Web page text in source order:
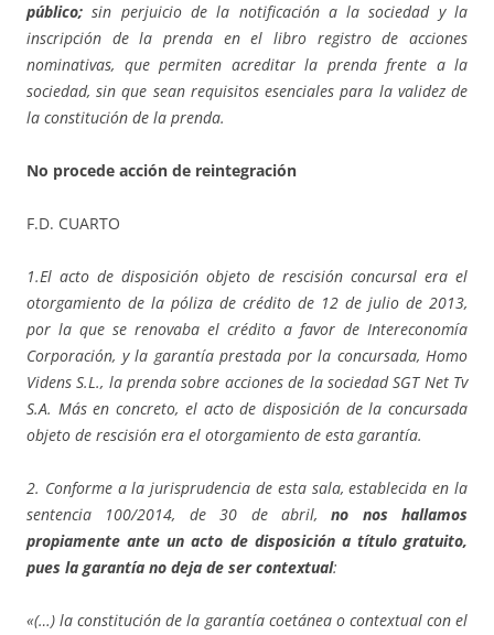
público; sin perjuicio de la notificación a la sociedad y la
inscripción de la prenda en el libro registro de acciones
nominativas, que permiten acreditar la prenda frente a la
sociedad, sin que sean requisitos esenciales para la validez de
la constitución de la prenda.
No procede acción de reintegración
F.D. CUARTO
1.El acto de disposición objeto de rescisión concursal era el
otorgamiento de la póliza de crédito de 12 de julio de 2013,
por la que se renovaba el crédito a favor de Intereconomía
Corporación, y la garantía prestada por la concursada, Homo
Videns S.L., la prenda sobre acciones de la sociedad SGT Net Tv
S.A. Más en concreto, el acto de disposición de la concursada
objeto de rescisión era el otorgamiento de esta garantía.
2. Conforme a la jurisprudencia de esta sala, establecida en la
sentencia 100/2014, de 30 de abril,no nos hallamos
propiamente ante un acto de disposición a título gratuito,
pues la garantía no deja de ser contextual:
«(…) la constitución de la garantía coetánea o contextual con el